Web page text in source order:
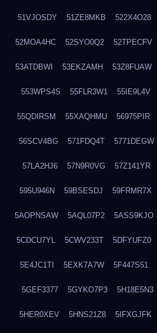
51VJOSDY 51ZE8MKB 522X4O28
52MOA4HC 52SYO0Q2 52TPECFV
53ATDBWI 53EKZAMH 53Z8FUAW
553WPS4S 55FLR3W1 55IE9L4V
55QDIRSM 55XAQHMU 56975PIR
56SCV4BG 571FDQ4T 5771DEGW
57LA2HJ6 57N9R0VG 57Z141YR
595U946N 59BSESDJ 59FRMR7X
5AOPNSAW 5AQL07P2 5ASS9KJO
5CDCU7YL 5CWV233T 5DFYUFZ0
5E4JC1TI 5EXK7A7W 5F447S51
5GEF3377 5GYKO7P3 5H18E5N3
5HER0XEV 5HNS21Z8 5IFXGJFK